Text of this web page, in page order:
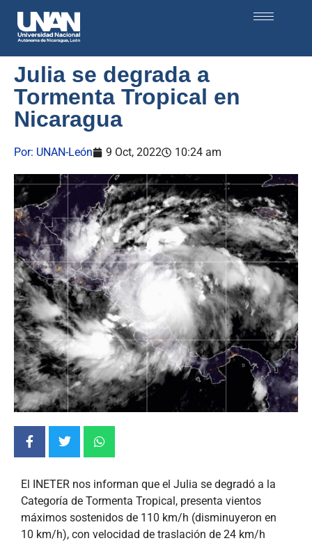
Julia se degrada a
Tormenta Tropical en
Nicaragua
Por: UNAN-León 9 Oct, 2022 10:24 am
El INETER nos informan que el Julia se degradó a la
Categoría de Tormenta Tropical, presenta vientos
máximos sostenidos de 110 km/h (disminuyeron en
10 km/h), con velocidad de traslación de 24 km/h